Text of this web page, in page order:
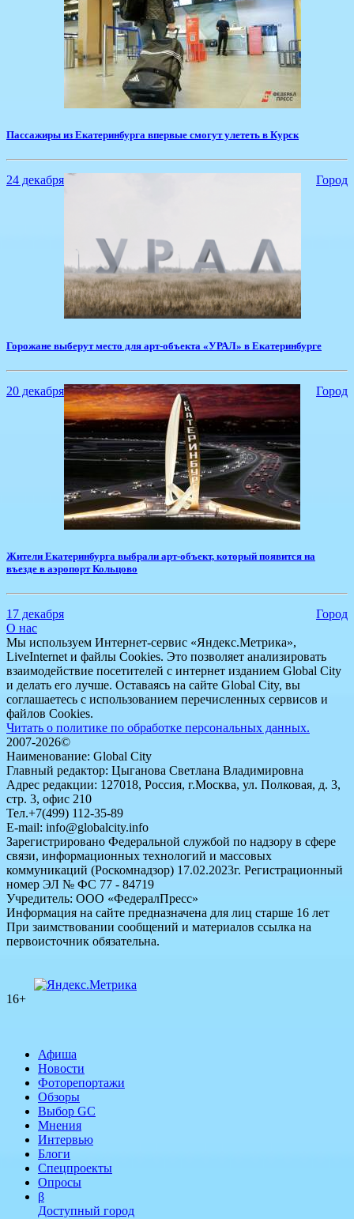
​Пассажиры из Екатеринбурга впервые смогут улететь в Курск
24 декабря Город
Горожане выберут место для арт-объекта «УРАЛ» в Екатеринбурге
20 декабря Город
Жители Екатеринбурга выбрали арт-объект, который появится на
въезде в аэропорт Кольцово
17 декабря
Город
О нас
Мы используем Интернет-сервис «Яндекс.Метрика»,
LiveInternet и файлы Cookies. Это позволяет анализировать
взаимодействие посетителей с интернет изданием Global City
и делать его лучше. Оставаясь на сайте Global City, вы
соглашаетесь с использованием перечисленных сервисов и
файлов Cookies.
Читать о политике по обработке персональных данных.
2007-2026©
Наименование: Global City
Главный редактор: Цыганова Светлана Владимировна
Адрес редакции: 127018, Россия, г.Москва, ул. Полковая, д. 3,
стр. 3, офис 210
Тел.+7(499) 112-35-89
E-mail: info@globalcity.info
Зарегистрировано Федеральной службой по надзору в сфере
связи, информационных технологий и массовых
коммуникаций (Роскомнадзор) 17.02.2023г. Регистрационный
номер ЭЛ № ФС 77 - 84719
Учредитель: ООО «ФедералПресс»
Информация на сайте предназначена для лиц старше 16 лет
При заимствовании сообщений и материалов ссылка на
первоисточник обязательна.
16+
Афиша
Новости
Фоторепортажи
Обзоры
Выбор GC
Мнения
Интервью
Блоги
Спецпроекты
Опросы
β
Доступный город